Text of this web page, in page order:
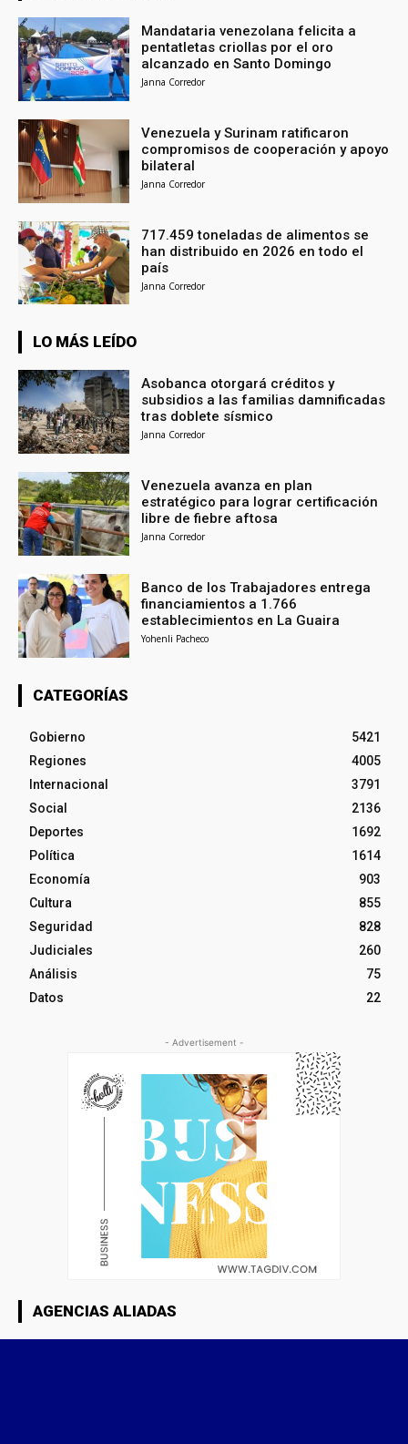
Mandataria venezolana felicita a
pentatletas criollas por el oro
alcanzado en Santo Domingo
Janna Corredor
Venezuela y Surinam ratificaron
compromisos de cooperación y apoyo
bilateral
Janna Corredor
717.459 toneladas de alimentos se
han distribuido en 2026 en todo el
país
Janna Corredor
LO MÁS LEÍDO
Asobanca otorgará créditos y
subsidios a las familias damnificadas
tras doblete sísmico
Janna Corredor
Venezuela avanza en plan
estratégico para lograr certificación
libre de fiebre aftosa
Janna Corredor
Banco de los Trabajadores entrega
financiamientos a 1.766
establecimientos en La Guaira
Yohenli Pacheco
CATEGORÍAS
Gobierno
5421
Regiones
4005
Internacional
3791
Social
2136
Deportes
1692
Política
1614
Economía
903
Cultura
855
Seguridad
828
Judiciales
260
Análisis
75
Datos
22
- Advertisement -
AGENCIAS ALIADAS